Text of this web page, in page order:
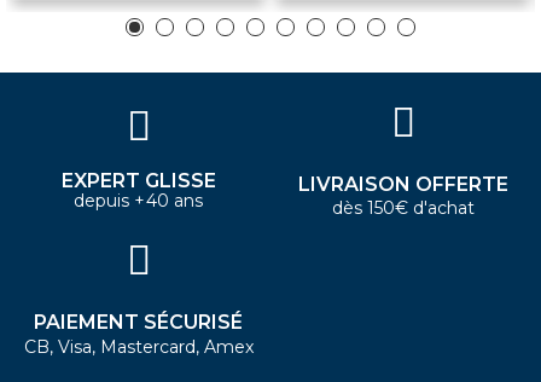
EXPERT GLISSE
depuis +40 ans
LIVRAISON OFFERTE
dès 150€ d'achat
PAIEMENT SÉCURISÉ
CB, Visa, Mastercard, Amex